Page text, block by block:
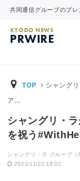
共同通信グループのプ
KYODO NEWS
PRWIRE
TOP シャング
ア…
シャングリ・
を祝う
シャングリ・ラ グループ（
2021/11/22 18:02